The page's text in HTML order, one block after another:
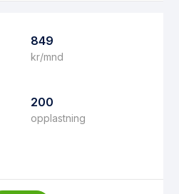
849
kr/mnd
200
opplastning